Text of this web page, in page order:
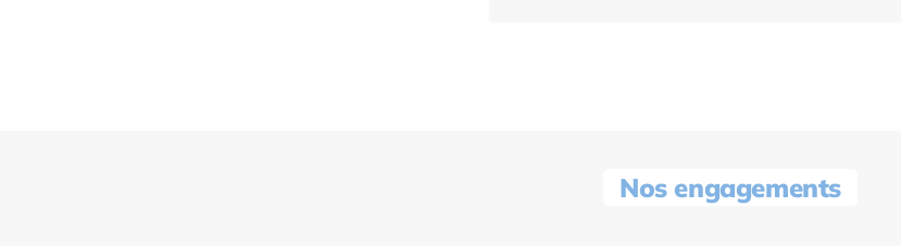
Nos engagements